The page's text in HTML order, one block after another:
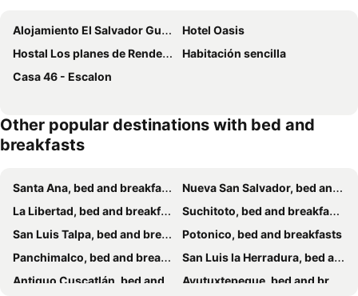
Alojamiento El Salvador Guest House
Hotel Oasis
Hostal Los planes de Renderos
Habitación sencilla
Casa 46 - Escalon
Other popular destinations with bed and
breakfasts
Santa Ana, bed and breakfasts
Nueva San Salvador, bed and breakfasts
La Libertad, bed and breakfasts
Suchitoto, bed and breakfasts
San Luis Talpa, bed and breakfasts
Potonico, bed and breakfasts
Panchimalco, bed and breakfasts
San Luis la Herradura, bed and breakfasts
Antiguo Cuscatlán, bed and breakfasts
Ayutuxtepeque, bed and breakfasts